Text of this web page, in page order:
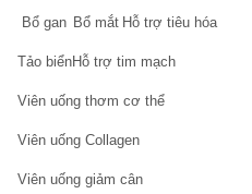
Bổ gan Bổ mắt Hỗ trợ tiêu hóa
Tảo biểnHỗ trợ tim mạch
Viên uống thơm cơ thể
Viên uống Collagen
Viên uống giảm cân